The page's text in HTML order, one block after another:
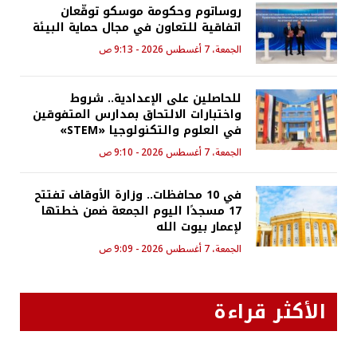
روساتوم وحكومة موسكو توقّعان
اتفاقية للتعاون في مجال حماية البيئة
الجمعة، 7 أغسطس 2026 - 9:13 ص
للحاصلين على الإعدادية.. شروط
واختبارات الالتحاق بمدارس المتفوقين
في العلوم والتكنولوجيا «STEM»
الجمعة، 7 أغسطس 2026 - 9:10 ص
في 10 محافظات.. وزارة الأوقاف تفتتح
17 مسجدًا اليوم الجمعة ضمن خطتها
لإعمار بيوت الله
الجمعة، 7 أغسطس 2026 - 9:09 ص
الأكثر قراءة